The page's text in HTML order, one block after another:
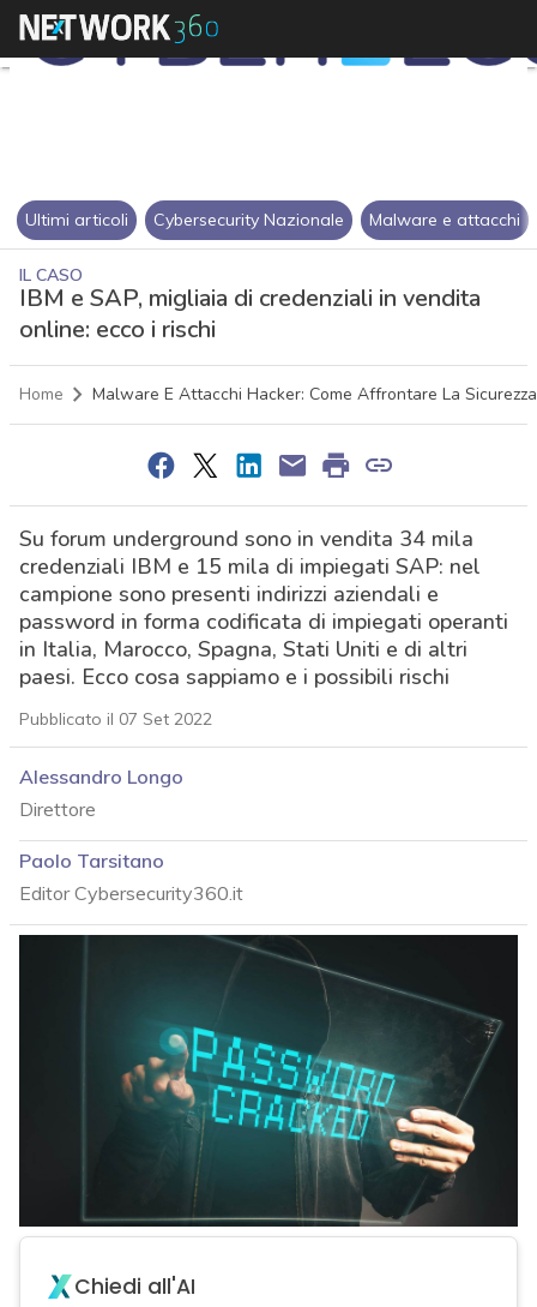
Ultimi articoli Cybersecurity Nazionale Malware e attacchi
IL CASO
IBM e SAP, migliaia di credenziali in vendita
online: ecco i rischi
Home Malware E Attacchi Hacker: Come Affrontare La
Su forum underground sono in vendita 34 mila
credenziali IBM e 15 mila di impiegati SAP: nel
campione sono presenti indirizzi aziendali e
password in forma codificata di impiegati operanti
in Italia, Marocco, Spagna, Stati Uniti e di altri
paesi. Ecco cosa sappiamo e i possibili rischi
Pubblicato il 07 Set 2022
Alessandro Longo
Direttore
Paolo Tarsitano
Editor Cybersecurity360.it
Chiedi all'AI